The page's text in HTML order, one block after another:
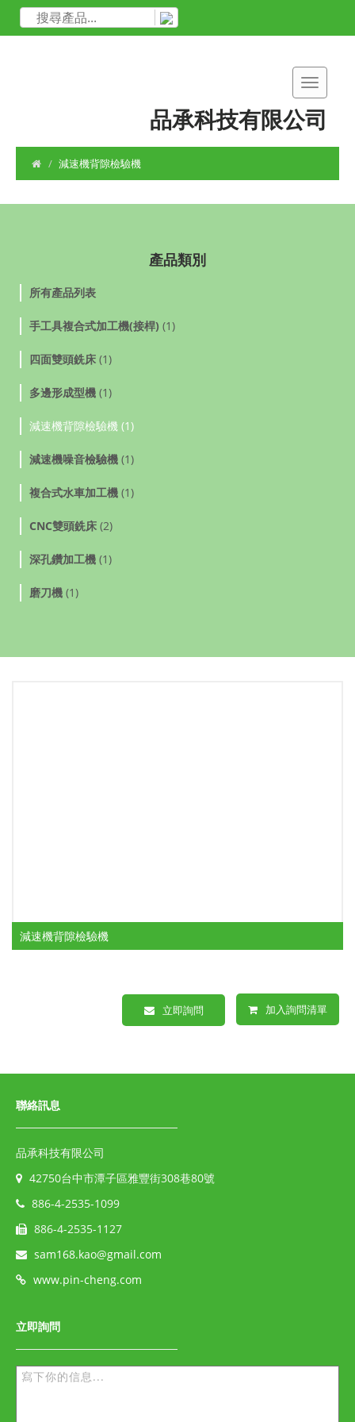
品承科技有限公司
減速機背隙檢驗機
產品類別
所有產品列表
手工具複合式加工機(接桿) (1)
四面雙頭銑床 (1)
多邊形成型機 (1)
減速機背隙檢驗機 (1)
減速機噪音檢驗機 (1)
複合式水車加工機 (1)
CNC雙頭銑床 (2)
深孔鑽加工機 (1)
磨刀機 (1)
減速機背隙檢驗機
立即詢問 加入詢問清單
聯絡訊息
品承科技有限公司
42750台中市潭子區雅豐街308巷80號
886-4-2535-1099
886-4-2535-1127
sam168.kao@gmail.com
www.pin-cheng.com
立即詢問